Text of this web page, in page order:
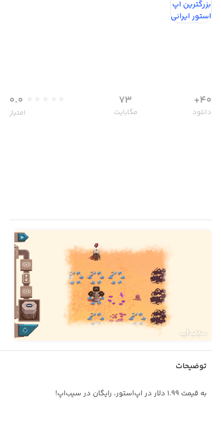
40+
دانلود
73
مگابایت
0.0
امتیاز
توضیحات
به قیمت ۱.۹۹ دلار در اپ‌استور، رایگان در سیب‌اپ!